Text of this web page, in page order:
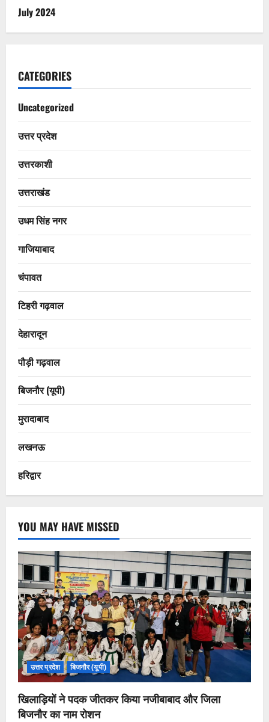
July 2024
CATEGORIES
Uncategorized
उत्तर प्रदेश
उत्तरकाशी
उत्तराखंड
उधम सिंह नगर
गाजियाबाद
चंपावत
टिहरी गढ़वाल
देहारादून
पौड़ी गढ़वाल
बिजनौर (यूपी)
मुरादाबाद
लखनऊ
हरिद्वार
YOU MAY HAVE MISSED
उत्तर प्रदेश बिजनौर (यूपी)
खिलाड़ियों ने पदक जीतकर किया नजीबाबाद और जिला
बिजनौर का नाम रोशन